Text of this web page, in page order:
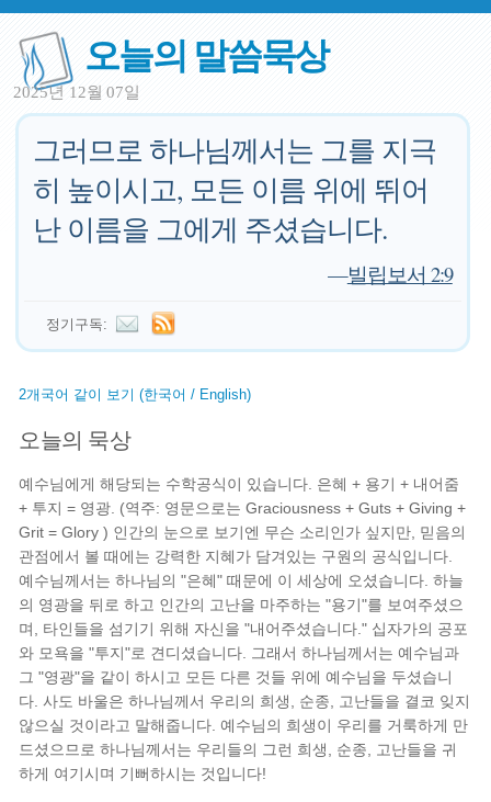
오늘의 말씀묵상
2025년 12월 07일
그러므로 하나님께서는 그를 지극
히 높이시고, 모든 이름 위에 뛰어
난 이름을 그에게 주셨습니다.
—빌립보서 2:9
정기구독:
2개국어 같이 보기 (한국어 / English)
오늘의 묵상
예수님에게 해당되는 수학공식이 있습니다. 은혜 + 용기 + 내어줌
+ 투지 = 영광. (역주: 영문으로는 Graciousness + Guts + Giving +
Grit = Glory ) 인간의 눈으로 보기엔 무슨 소리인가 싶지만, 믿음의
관점에서 볼 때에는 강력한 지혜가 담겨있는 구원의 공식입니다.
예수님께서는 하나님의 "은혜" 때문에 이 세상에 오셨습니다. 하늘
의 영광을 뒤로 하고 인간의 고난을 마주하는 "용기"를 보여주셨으
며, 타인들을 섬기기 위해 자신을 "내어주셨습니다." 십자가의 공포
와 모욕을 "투지"로 견디셨습니다. 그래서 하나님께서는 예수님과
그 "영광"을 같이 하시고 모든 다른 것들 위에 예수님을 두셨습니
다. 사도 바울은 하나님께서 우리의 희생, 순종, 고난들을 결코 잊지
않으실 것이라고 말해줍니다. 예수님의 희생이 우리를 거룩하게 만
드셨으므로 하나님께서는 우리들의 그런 희생, 순종, 고난들을 귀
하게 여기시며 기뻐하시는 것입니다!